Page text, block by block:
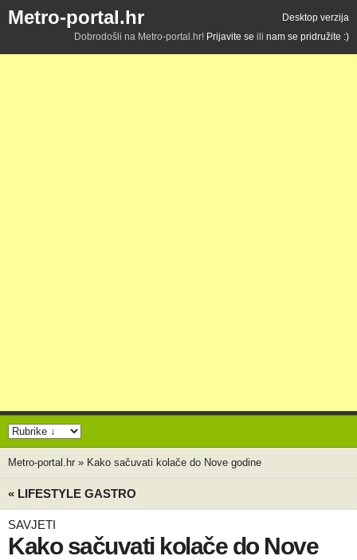
Metro-portal.hr
Desktop verzija
Dobrodošli na Metro-portal.hr! Prijavite se ili nam se pridružite :)
Metro-portal.hr » Kako sačuvati kolače do Nove godine
« LIFESTYLE GASTRO
SAVJETI
Kako sačuvati kolače do Nove